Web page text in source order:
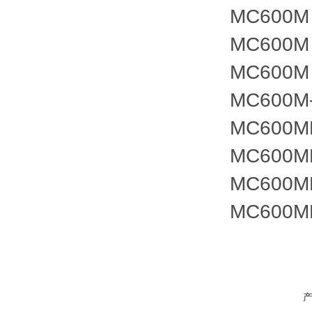
MC600M
MC600M
MC600M